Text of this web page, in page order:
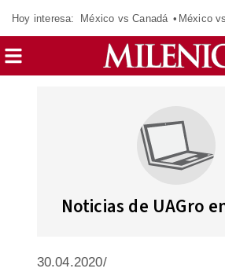
Hoy interesa: México vs Canadá México
Noticias de UAGro
30.04.2020/